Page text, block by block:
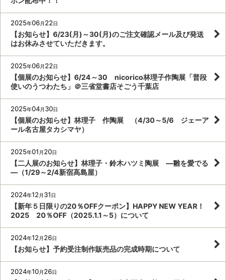
2025年06月 22日
【お知らせ】6/23(月)～30(月)のご注文確認メール及び発送
はお休みさせていただきます。
2025年06月 22日
【個展のお知らせ】6/24～30 nicorico林理子作陶展「普段
使いのうつわたち」＠三省堂書店そごう千葉店
2025年04月 30日
【個展のお知らせ】林理子 作陶展 （4/30～5/6 ジェーア
ール名古屋タカシマヤ）
2025年01 月 20日
【二人展のお知らせ】林理子・鈴木ハツミ陶展 ―雛を愛でる
―（1/29～2/4新宿高島屋）
2024年12 月 31日
【新年５日限りの20％OFFクーポン】HAPPY NEW YEAR！
2025 20％OFF（2025.1.1～5）について
2024年12 月 26日
【お知らせ】予約受注制作販売品の完成時期について
2024年10月 26日